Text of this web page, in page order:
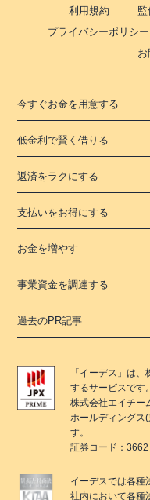
利用規約
監
プライバシーポリシー
今すぐお金を用意する
低金利で賢く借りる
返済をラクにする
支払いをお得にする
お金を増やす
事業資金を調達する
過去のPR記事
「 イーデス 」は、
するサービスです。
株式会社エイチー
ホールディングス
す。
証券コード：3662
イーデスでは各種
社内において各種